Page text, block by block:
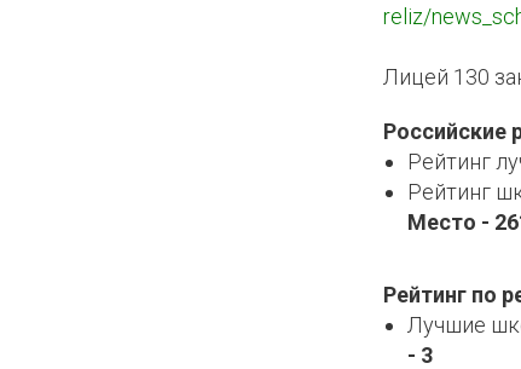
reliz/
Лицей 130
Российские
Рейтинг
Рейтинг
Место -
Рейтинг по
Лучшие
- 3